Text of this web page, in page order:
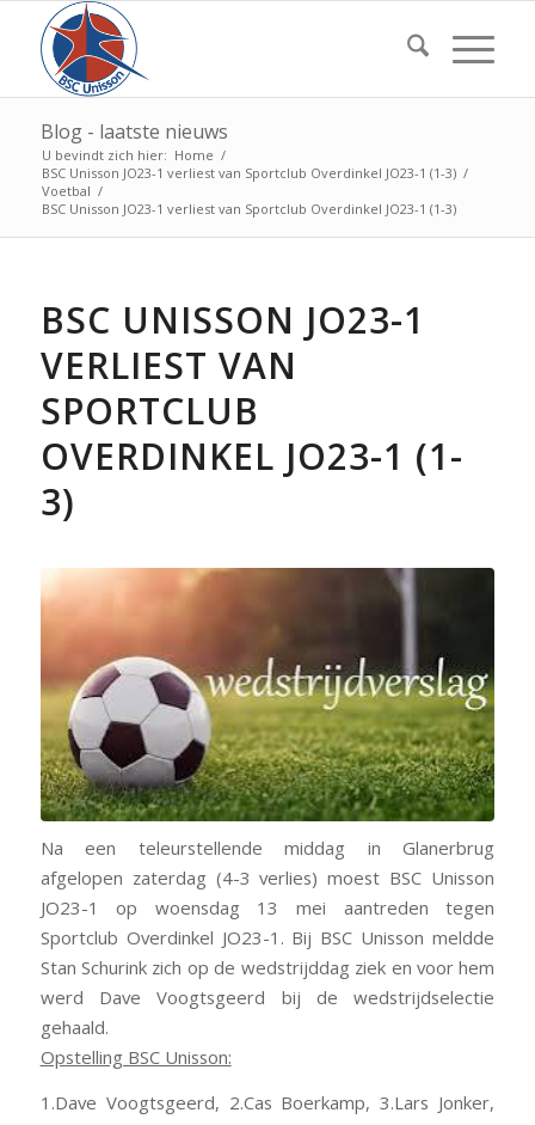
Blog - laatste nieuws
U bevindt zich hier: Home /
BSC Unisson JO23-1 verliest van Sportclub Overdinkel JO23-1 (1-3) /
Voetbal /
BSC Unisson JO23-1 verliest van Sportclub Overdinkel JO23-1 (1-3)
BSC UNISSON JO23-1
VERLIEST VAN
SPORTCLUB
OVERDINKEL JO23-1 (1-
3)
Na een teleurstellende middag in Glanerbrug
afgelopen zaterdag (4-3 verlies) moest BSC Unisson
JO23-1 op woensdag 13 mei aantreden tegen
Sportclub Overdinkel JO23-1. Bij BSC Unisson meldde
Stan Schurink zich op de wedstrijddag ziek en voor hem
werd Dave Voogtsgeerd bij de wedstrijdselectie
gehaald.
Opstelling BSC Unisson:
1.Dave Voogtsgeerd, 2.Cas Boerkamp, 3.Lars Jonker,